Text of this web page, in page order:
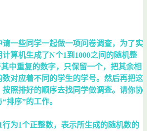
些同学一起做一项问卷调查，为了实
算机生成了N个1到1000之间的随机整
中重复的数字，只保留一个，把其余相
数对应着不同的学生的学号。然后再把这
照排好的顺序去找同学做调查。请你协
排序”的工作。
为1个正整数，表示所生成的随机数的